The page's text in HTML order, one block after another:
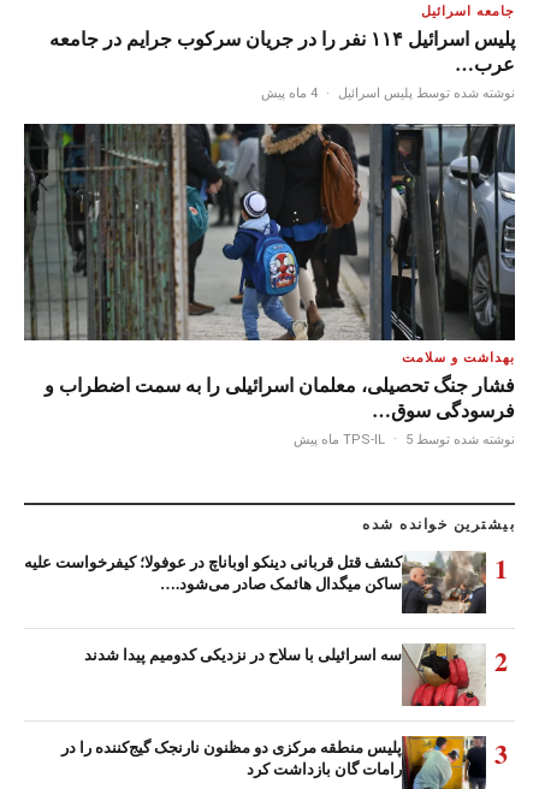
جامعه اسرائیل
پلیس اسرائیل ۱۱۴ نفر را در جریان سرکوب جرایم در جامعه
عرب…
نوشته شده توسط پلیس اسرائیل · 4 ماه پیش
بهداشت و سلامت
فشار جنگ تحصیلی، معلمان اسرائیلی را به سمت اضطراب و
فرسودگی سوق…
نوشته شده توسط TPS-IL · 5 ماه پیش
بیشترین خوانده شده
1
کشف قتل قربانی دینکو اوباناچ در عوفولا؛ کیفرخواست علیه
ساکن میگدال هائمک صادر می‌شود.…
2 سه اسرائیلی با سلاح در نزدیکی کدومیم پیدا شدند
3
پلیس منطقه مرکزی دو مظنون نارنجک گیج‌کننده را در
رامات گان بازداشت کرد